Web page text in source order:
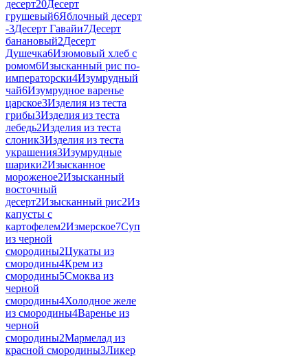
десерт20Десерт
грушевый6Яблочный десерт
-3Десерт Гавайи7Десерт
банановый2Десерт
Душечка6Изюмовый хлеб с
ромом6Изысканный рис по-
императорски4Изумрудный
чай6Изумрудное варенье
царское3Изделия из теста
грибы3Изделия из теста
лебедь2Изделия из теста
слоник3Изделия из теста
украшения3Изумрудные
шарики2Изысканное
мороженое2Изысканный
восточный
десерт2Изысканный рис2Из
капусты с
картофелем2Измерское7Суп
из черной
смородины2Цукаты из
смородины4Крем из
смородины5Смоква из
черной
смородины4Холодное желе
из смородины4Варенье из
черной
смородины2Мармелад из
красной смородины3Ликер